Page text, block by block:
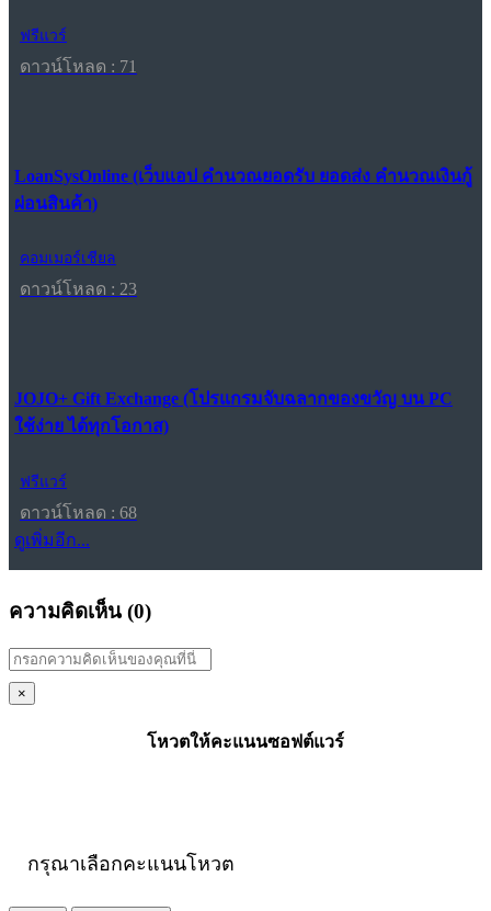
ฟรีแวร์
ดาวน์โหลด : 71
LoanSysOnline (เว็บแอป คำนวณยอดรับ ยอดส่ง คำนวณเงินกู้
ผ่อนสินค้า)
คอมเมอร์เชียล
ดาวน์โหลด : 23
JOJO+ Gift Exchange (โปรแกรมจับฉลากของขวัญ บน PC
ใช้ง่าย ได้ทุกโอกาส)
ฟรีแวร์
ดาวน์โหลด : 68
ดูเพิ่มอีก...
ความคิดเห็น (0)
×
โหวตให้คะแนนซอฟต์แวร์
กรุณาเลือกคะแนนโหวต